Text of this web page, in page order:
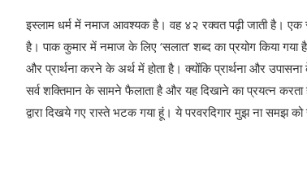
इस्‍लाम धर्म में नमाज आवश्‍यक है। वह ४२ रक्‍वत पढ़ी जाती है।
है। पाक कुमार में नमाज के लिए ‘सलात’ शब्‍द का प्रयोग किया
और प्रार्थना करने के अर्थ में होता है। क्‍योंकि प्रार्थना और
सर्व शक्तिमान के सामने फैलाता है और यह दिखाने का प्रयत्‍न
द्वारा दिखये गए रास्‍ते भटक गया हूं। ये परवरदिगार मुझ ना समझ